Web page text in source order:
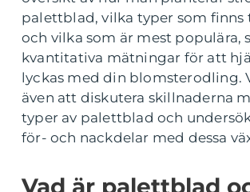
palettblad, vilka typer som
och vilka som är mest populära,
kvantitativa mätningar för att
lyckas med din blomsterodling.
även att diskutera skillnaderna
typer av palettblad och
för- och nackdelar med dessa
Vad är palettblad